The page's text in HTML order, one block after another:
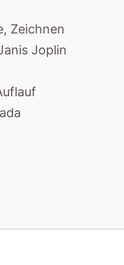
Zeichnen
Joplin